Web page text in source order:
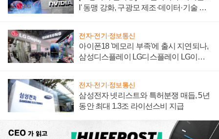
I' 동맹 강화, 구광모 제조·데이터·기술 결
전자·전기·정보통신
아이폰18 '메모리 부족'에 출시 지연되나,
삼성디스플레이 LG디스플레이 LG이노
전자·전기·정보통신
삼성전자 넷리스트와 특허분쟁 매듭, 5년
동안 최대 1.3조 라이선스비 지급